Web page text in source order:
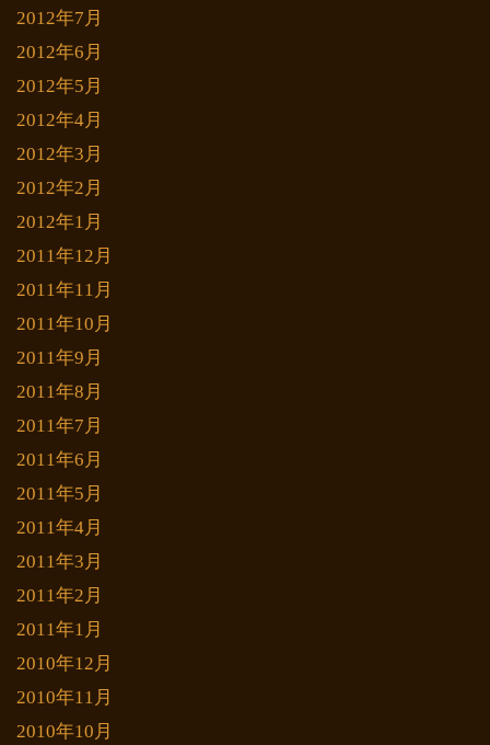
2012年7月
2012年6月
2012年5月
2012年4月
2012年3月
2012年2月
2012年1月
2011年12月
2011年11月
2011年10月
2011年9月
2011年8月
2011年7月
2011年6月
2011年5月
2011年4月
2011年3月
2011年2月
2011年1月
2010年12月
2010年11月
2010年10月